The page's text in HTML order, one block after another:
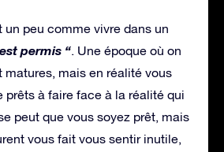
un peu comme vivre dans un
permis “. Une époque où on
matures, mais en réalité vous
prêts à faire face à la réalité qui
peut que vous soyez prêt, mais
vous fait vous sentir inutile,